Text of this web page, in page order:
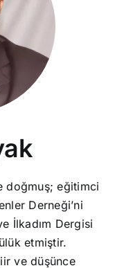
doğmuş; eğitimci
Derneği’ni
İlkadım Dergisi
etmiştir.
ve düşünce